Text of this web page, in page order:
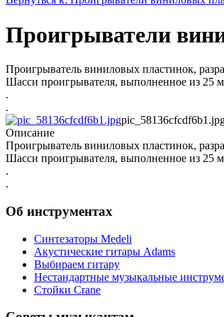
Проигрыватели
Проигрыватель виниловых пластинок,
Шасси проигрывателя, выполненное из 25
.
.
Описание
Проигрыватель виниловых пластинок,
Шасси проигрывателя, выполненное из 25
.
.
Об инструментах
Синтезаторы Мedeli
Акустические гитары Adams
Выбираем гитару
Нестандартные музыкальные
Стойки Crane